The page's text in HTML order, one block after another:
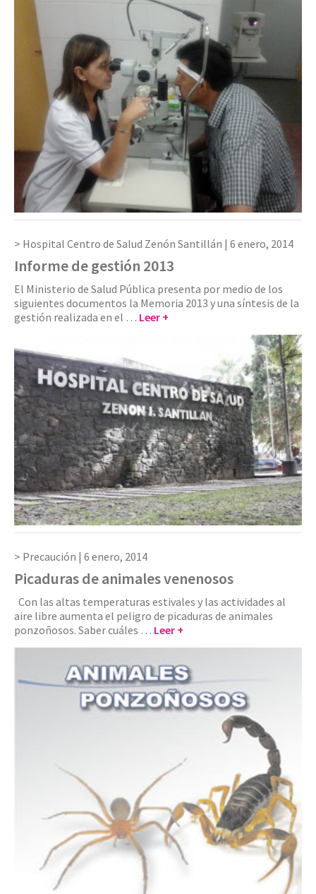
Hospital Centro de Salud Zenón Santillán | 6 enero, 2014
Informe de gestión 2013
El Ministerio de Salud Pública presenta por medio de los
siguientes documentos la Memoria 2013 y una síntesis de la
gestión realizada en el … Leer +
Precaución | 6 enero, 2014
Picaduras de animales venenosos
Con las altas temperaturas estivales y las actividades al
aire libre aumenta el peligro de picaduras de animales
ponzoñosos. Saber cuáles … Leer +